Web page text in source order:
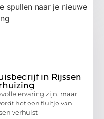
in Rijssen
ervaring zijn, maar
het een fluitje van
verhuist